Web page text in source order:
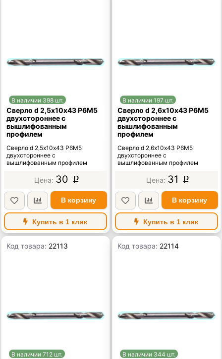
В наличии 398 шт.
Сверло d 2,5х10х43 Р6М5
двухстороннее с
вышлифованным
профилем
Сверло d 2,5х10х43 Р6М5
двухстороннее с
вышлифованным профилем
30 p
В корзину
Купить в 1 клик
В наличии 197 шт.
Сверло d 2,6х10х43 Р6М5
двухстороннее с
вышлифованным
профилем
Сверло d 2,6х10х43 Р6М5
двухстороннее с
вышлифованным профилем
31 p
В корзину
Купить в 1 клик
Код товара: 22113
В наличии 712 шт.
Код товара: 22114
В наличии 344 шт.